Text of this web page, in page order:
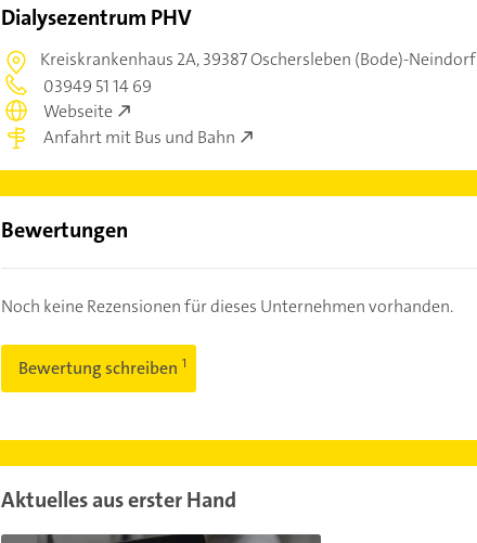
Dialysezentrum PHV
Kreiskrankenhaus 2A,39387 Oschersleben (Bode)-Neindorf
03949 51 14 69
Webseite
Anfahrt mit Bus und Bahn
Bewertungen
Noch keine Rezensionen für dieses Unternehmen vorhanden.
Bewertung schreiben
Aktuelles aus erster Hand